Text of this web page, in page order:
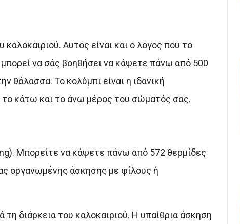
Αυτός είναι και ο λόγος που το
μπορεί να σάς βοηθήσει να κάψετε πάνω από 500
θάλασσα. Το κολύμπι είναι η ιδανική
το κάτω και το άνω μέρος του σώματός σας.
Μπορείτε να κάψετε πάνω από 572 θερμίδες
οργανωμένης άσκησης με φίλους ή
διάρκεια του καλοκαιριού. Η υπαίθρια άσκηση